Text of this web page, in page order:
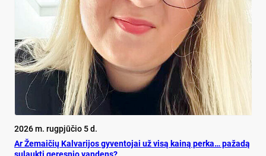
2026 m. rugpjūčio 5 d.
Ar Že­mai­čių Kal­va­ri­jos gy­ven­to­jai už vi­są kai­ną per­ka… pa­ža­dą